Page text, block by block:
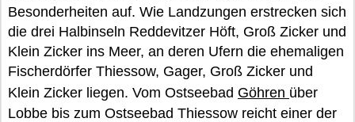
Besonderheiten auf. Wie Landzungen erstrecken sich
die drei Halbinseln Reddevitzer Höft, Groß Zicker und
Klein Zicker ins Meer, an deren Ufern die ehemaligen
Fischerdörfer Thiessow, Gager, Groß Zicker und
Klein Zicker liegen. Vom Ostseebad Göhren über
Lobbe bis zum Ostseebad Thiessow reicht einer der